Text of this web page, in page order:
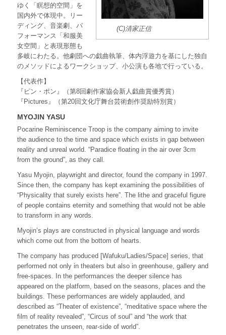
(C)清家正信
ゆく「瞑想的空間」を
国内外で体現中。リー
ディング、音楽劇、パ
フォーマンス「和服美
女空間」と表現形態も
多岐にわたる。他劇団への戯曲執筆、体内浮遊力を基にした独自
のメソッドによるワークショップ、小公演も各地で行っている。
【代表作】
『ピン・ポン』（第8回劇作家協会新人戯曲賞優秀賞）
『Pictures』（第20回文化庁舞台芸術創作奨励特別賞）
MYOJIN YASU
Pocarine Reminiscence Troop is the company aiming to invite
the audience to the time and space which exists in gap between
reality and unreal world. “Paradice floating in the air over 3cm
from the ground”, as they call.
Yasu Myojin, playwright and director, found the company in 1997.
Since then, the company has kept examining the possibilities of
“Physicality that surely exists here”. The lithe and graceful figure
of people contains eternity and something that would not be able
to transform in any words.
Myojin’s plays are constructed in physical language and words
which come out from the bottom of hearts.
The company has produced [Wafuku/Ladies/Space] series, that
performed not only in theaters but also in greenhouse, gallery and
free-spaces. In the performances the deeper silence has
appeared on the platform, based on the seasons, places and the
buildings. These performances are widely applauded, and
described as “Theater of existence”, “meditative space where the
film of reality revealed”, “Circus of soul” and “the work that
penetrates the unseen, rear-side of world”.